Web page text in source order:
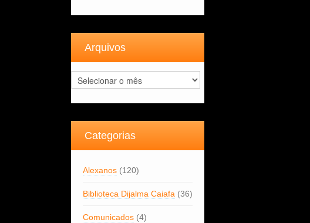
Arquivos
Arquivos
Categorias
Alexanos(120)
Biblioteca Dijalma Caiafa(36)
Comunicados(4)